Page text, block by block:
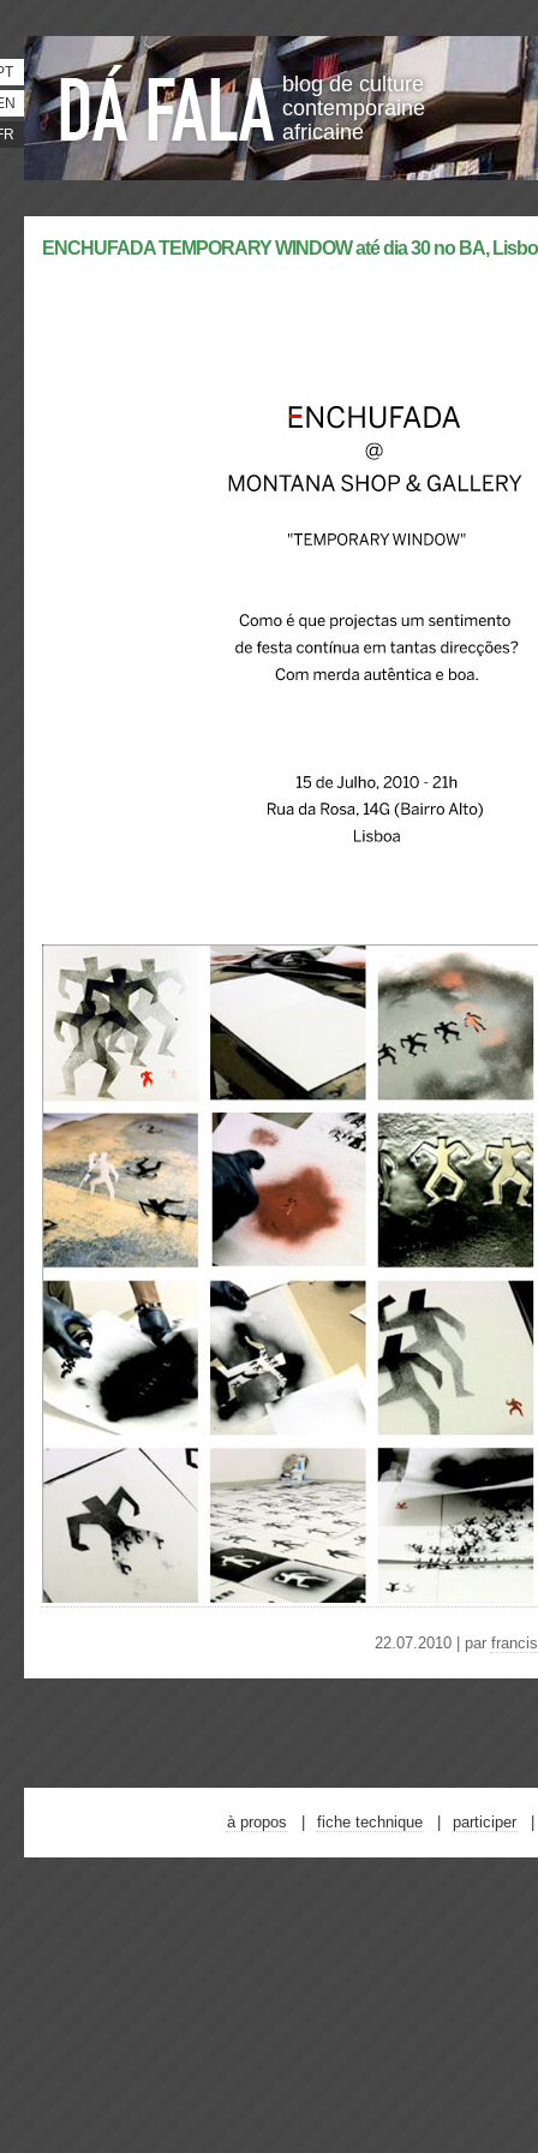
blog de culture
contemporaine
africaine
ENCHUFADA TEMPORARY WINDOW até dia 30 no BA,
22.07.2010 | par
à propos fiche technique participer